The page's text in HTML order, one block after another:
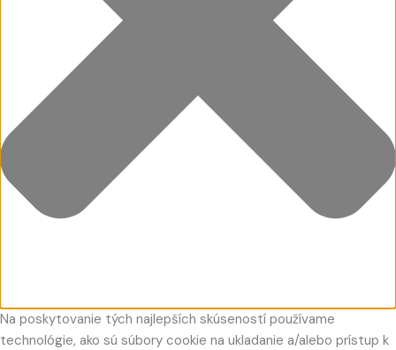
Na poskytovanie tých najlepších skúseností používame
technológie, ako sú súbory cookie na ukladanie a/alebo prístup k